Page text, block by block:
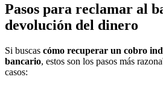
Pasos para reclamar al
devolución del dinero
Si buscas cómo recuperar un cobro
bancario, estos son los pasos más
casos: